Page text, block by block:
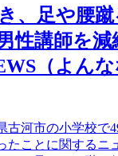
、足や腰
性講師を
（よん
古河市の小学校で
たことに関するニ